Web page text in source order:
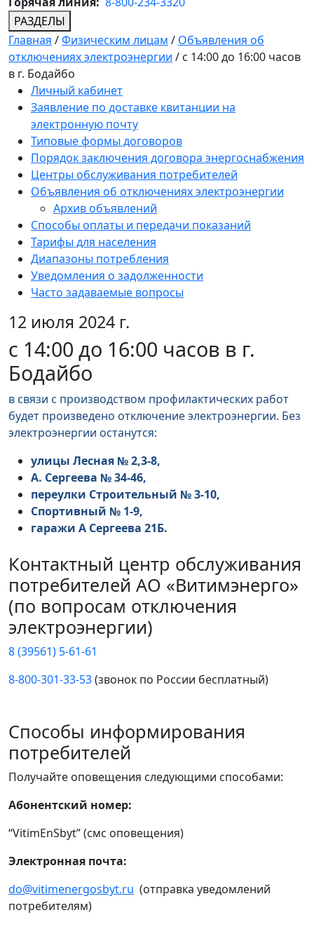
РАЗДЕЛЫ
Главная /Физическим лицам / Объявления об
отключениях электроэнергии / с 14:00 до 16:00 часов
в г. Бодайбо
Личный кабинет
Заявление по доставке квитанции на
электронную почту
Типовые формы договоров
Порядок заключения договора энергоснабжения
Центры обслуживания потребителей
Объявления об отключениях электроэнергии
Архив объявлений
Способы оплаты и передачи показаний
Тарифы для населения
Диапазоны потребления
Уведомления о задолженности
Часто задаваемые вопросы
12 июля 2024 г.
с 14:00 до 16:00 часов в г.
Бодайбо
в связи с производством профилактических работ
будет произведено отключение электроэнергии. Без
электроэнергии останутся:
улицы Лесная № 2,3-8,
А. Сергеева № 34-46,
переулки Строительный № 3-10,
Спортивный № 1-9,
гаражи А Сергеева 21Б.
Контактный центр обслуживания
потребителей АО «Витимэнерго»
(по вопросам отключения
электроэнергии)
8 (39561) 5-61-61
8-800-301-33-53(звонок по России бесплатный)
Способы информирования
потребителей
Получайте оповещения следующими способами:
Абонентский номер:
“VitimEnSbyt” (смс оповещения)
Электронная почта:
do@vitimenergosbyt.ru (отправка уведомлений
потребителям)